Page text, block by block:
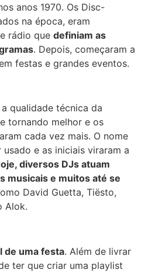
anos 1970. Os Disc-
na época, eram
rádio que definiam as
. Depois, começaram a
festas e grandes eventos.
qualidade técnica da
tornando melhor e os
cada vez mais. O nome
e as iniciais viraram a
diversos DJs atuam
musicais e muitos até se
David Guetta, Tiësto,
Alok.
de uma festa. Além de livrar
ter que criar uma playlist